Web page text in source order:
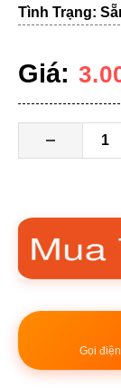
Tình Trạng:
Giá:
Gọi